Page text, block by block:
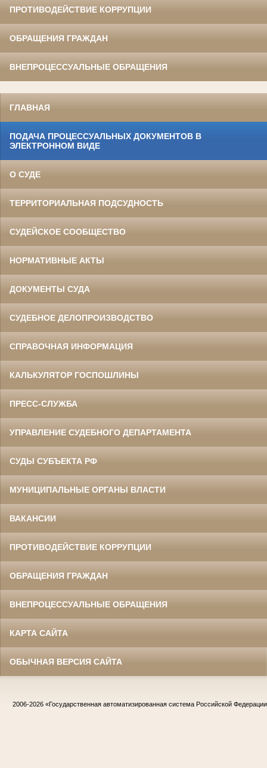
ПРОТИВОДЕЙСТВИЕ КОРРУПЦИИ
ОБРАЩЕНИЯ ГРАЖДАН
ВНЕПРОЦЕССУАЛЬНЫЕ ОБРАЩЕНИЯ
ГЛАВНАЯ
ПОДАЧА ПРОЦЕССУАЛЬНЫХ ДОКУМЕНТОВ В
ЭЛЕКТРОННОМ ВИДЕ
О СУДЕ
ТЕРРИТОРИАЛЬНАЯ ПОДСУДНОСТЬ
СУДЕЙСКОЕ СООБЩЕСТВО
НОРМАТИВНЫЕ АКТЫ
ДОКУМЕНТЫ СУДА
СУДЕБНОЕ ДЕЛОПРОИЗВОДСТВО
СПРАВОЧНАЯ ИНФОРМАЦИЯ
КАЛЬКУЛЯТОР ГОСПОШЛИНЫ
ПРЕСС-СЛУЖБА
УПРАВЛЕНИЕ СУДЕБНОГО ДЕПАРТАМЕНТА
СУДЫ СУБЪЕКТА РФ
МУНИЦИПАЛЬНЫЕ ОРГАНЫ ВЛАСТИ
ВАКАНСИИ
ПРОТИВОДЕЙСТВИЕ КОРРУПЦИИ
ОБРАЩЕНИЯ ГРАЖДАН
ВНЕПРОЦЕССУАЛЬНЫЕ ОБРАЩЕНИЯ
КАРТА САЙТА
ОБЫЧНАЯ ВЕРСИЯ САЙТА
2006-2026 «Государственная автоматизированная система Российской